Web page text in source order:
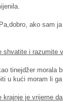
ako sam
shvatite i razumite
tinejdžer morala
u kući moram li
krajnje je vrijeme